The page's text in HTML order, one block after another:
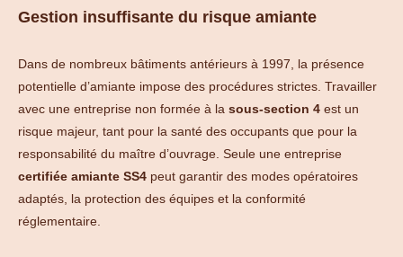
Gestion insuffisante du risque amiante
Dans de nombreux bâtiments antérieurs à 1997, la présence
potentielle d’amiante impose des procédures strictes. Travailler
avec une entreprise non formée à la sous-section 4 est un
risque majeur, tant pour la santé des occupants que pour la
responsabilité du maître d’ouvrage. Seule une entreprise
certifiée amiante SS4 peut garantir des modes opératoires
adaptés, la protection des équipes et la conformité
réglementaire.